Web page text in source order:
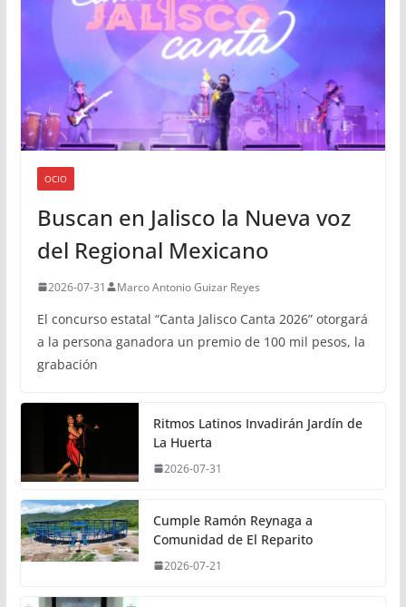
OCIO
Buscan en Jalisco la Nueva voz
del Regional Mexicano
2026-07-31 Marco Antonio Guizar Reyes
El concurso estatal “Canta Jalisco Canta 2026” otorgará
a la persona ganadora un premio de 100 mil pesos, la
grabación
Ritmos Latinos Invadirán Jardín de
La Huerta
2026-07-31
Cumple Ramón Reynaga a
Comunidad de El Reparito
2026-07-21